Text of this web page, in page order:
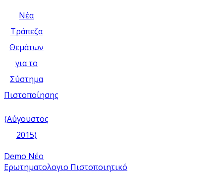
Νέα
Τράπεζα
Θεμάτων
για το
Σύστημα
Πιστοποίησης
(Αύγουστος
2015)
Demo Νέο
Ερωτηματολογιο Πιστοποιητικό